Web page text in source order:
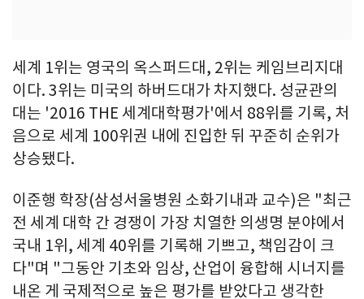
세계 1위는 영국의 옥스퍼드대, 2위는 케임브리지대
이다. 3위는 미국의 하버드대가 차지했다. 성균관의
대는 '2016 THE 세계대학평가'에서 88위를 기록, 처
음으로 세계 100위권 내에 진입한 뒤 꾸준히 순위가
상승됐다.
이준행 학장(삼성서울병원 소화기내과 교수)은 "최근
전 세계 대학 간 경쟁이 가장 치열한 의생명 분야에서
국내 1위, 세계 40위를 기록해 기쁘고, 책임감이 크
다"며 "그동안 기초와 임상, 산업이 융합해 시너지를
내온 게 국제적으로 높은 평가를 받았다고 생각한